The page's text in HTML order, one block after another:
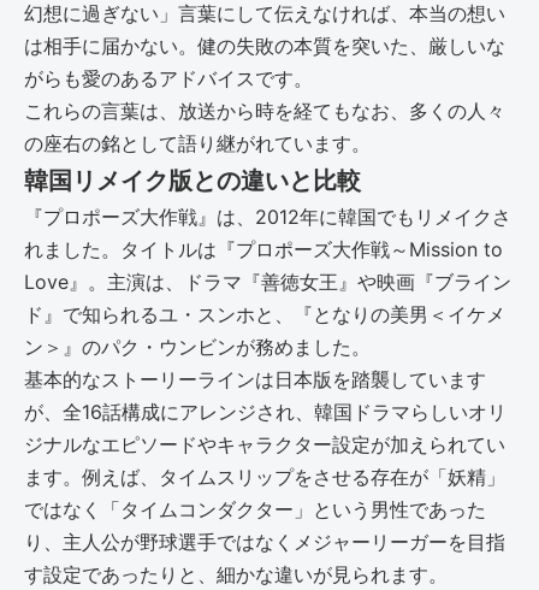
幻想に過ぎない」言葉にして伝えなければ、本当の想い
は相手に届かない。健の失敗の本質を突いた、厳しいな
がらも愛のあるアドバイスです。
これらの言葉は、放送から時を経てもなお、多くの人々
の座右の銘として語り継がれています。
韓国リメイク版との違いと比較
『プロポーズ大作戦』は、2012年に韓国でもリメイクさ
れました。タイトルは『プロポーズ大作戦～Mission to
Love』。主演は、ドラマ『善徳女王』や映画『ブライン
ド』で知られるユ・スンホと、『となりの美男＜イケメ
ン＞』のパク・ウンビンが務めました。
基本的なストーリーラインは日本版を踏襲しています
が、全16話構成にアレンジされ、韓国ドラマらしいオリ
ジナルなエピソードやキャラクター設定が加えられてい
ます。例えば、タイムスリップをさせる存在が「妖精」
ではなく「タイムコンダクター」という男性であった
り、主人公が野球選手ではなくメジャーリーガーを目指
す設定であったりと、細かな違いが見られます。